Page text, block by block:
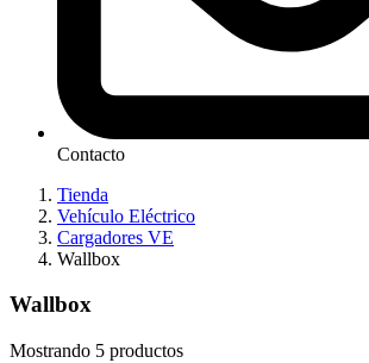
Contacto
Tienda
Vehículo Eléctrico
Cargadores VE
Wallbox
Wallbox
Mostrando 5 productos